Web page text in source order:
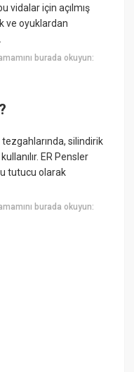
vidalar için açılmış
ve oyuklardan
burada okuyun:
silindirik
ER Pensler
tutucu olarak
burada okuyun: